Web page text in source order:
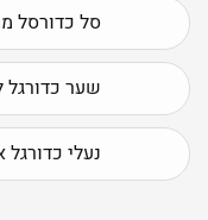
סל כדורסל
שער כדורגל
נעלי